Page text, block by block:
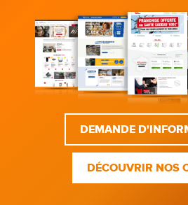
DEMANDE
DÉCOUVRIR NOS